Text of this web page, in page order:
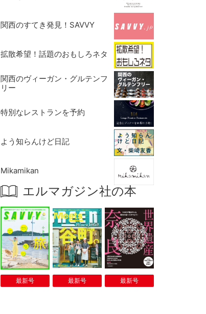
関西のすてき発見！SAVVY
拡散希望！話題のおもしろネタ
関西のヴィーガン・グルテンフ
リー
特別なレストランを予約
よう知らんけど日記
Mikamikan
エルマガジン社の本
最新号 最新号 最新号